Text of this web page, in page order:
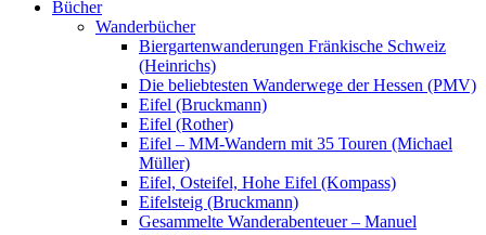
Bücher
Wanderbücher
Biergartenwanderungen Fränkische Schweiz
(Heinrichs)
Die beliebtesten Wanderwege der Hessen (PMV)
Eifel (Bruckmann)
Eifel (Rother)
Eifel – MM-Wandern mit 35 Touren (Michael
Müller)
Eifel, Osteifel, Hohe Eifel (Kompass)
Eifelsteig (Bruckmann)
Gesammelte Wanderabenteuer – Manuel